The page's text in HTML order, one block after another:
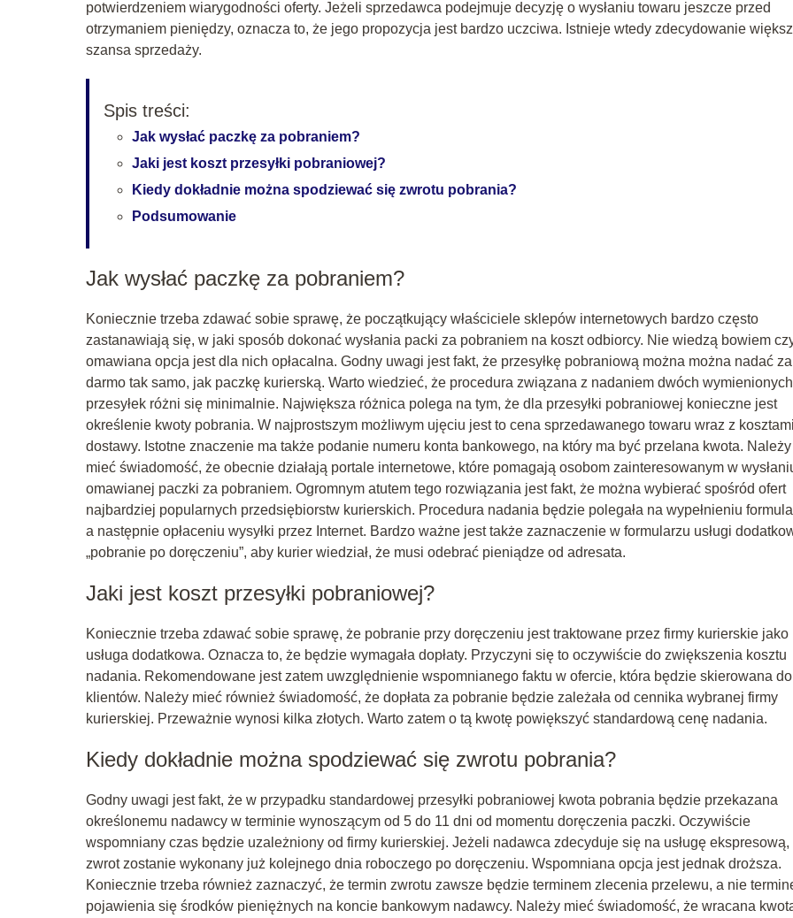
potwierdzeniem wiarygodności oferty. Jeżeli sprzedawca podejmuje decyzję o wysłaniu towaru jeszcze przed
otrzymaniem pieniędzy, oznacza to, że jego propozycja jest bardzo uczciwa. Istnieje wtedy zdecydowanie
szansa sprzedaży.
Spis treści:
Jak wysłać paczkę za pobraniem?
Jaki jest koszt przesyłki pobraniowej?
Kiedy dokładnie można spodziewać się zwrotu pobrania?
Podsumowanie
Jak wysłać paczkę za pobraniem?
Koniecznie trzeba zdawać sobie sprawę, że początkujący właściciele sklepów internetowych bardzo często
zastanawiają się, w jaki sposób dokonać wysłania packi za pobraniem na koszt odbiorcy. Nie wiedzą bowiem
omawiana opcja jest dla nich opłacalna. Godny uwagi jest fakt, że przesyłkę pobraniową można można nadać za
darmo tak samo, jak paczkę kurierską. Warto wiedzieć, że procedura związana z nadaniem dwóch wymienionych
przesyłek różni się minimalnie. Największa różnica polega na tym, że dla przesyłki pobraniowej konieczne jest
określenie kwoty pobrania. W najprostszym możliwym ujęciu jest to cena sprzedawanego towaru wraz z kosztami
dostawy. Istotne znaczenie ma także podanie numeru konta bankowego, na który ma być przelana kwota. Należy
mieć świadomość, że obecnie działają portale internetowe, które pomagają osobom zainteresowanym w
omawianej paczki za pobraniem. Ogromnym atutem tego rozwiązania jest fakt, że można wybierać spośród ofert
najbardziej popularnych przedsiębiorstw kurierskich. Procedura nadania będzie polegała na wypełnieniu
a następnie opłaceniu wysyłki przez Internet. Bardzo ważne jest także zaznaczenie w formularzu usługi
„pobranie po doręczeniu”, aby kurier wiedział, że musi odebrać pieniądze od adresata.
Jaki jest koszt przesyłki pobraniowej?
Koniecznie trzeba zdawać sobie sprawę, że pobranie przy doręczeniu jest traktowane przez firmy kurierskie jako
usługa dodatkowa. Oznacza to, że będzie wymagała dopłaty. Przyczyni się to oczywiście do zwiększenia kosztu
nadania. Rekomendowane jest zatem uwzględnienie wspomnianego faktu w ofercie, która będzie skierowana do
klientów. Należy mieć również świadomość, że dopłata za pobranie będzie zależała od cennika wybranej firmy
kurierskiej. Przeważnie wynosi kilka złotych. Warto zatem o tą kwotę powiększyć standardową cenę nadania.
Kiedy dokładnie można spodziewać się zwrotu pobrania?
Godny uwagi jest fakt, że w przypadku standardowej przesyłki pobraniowej kwota pobrania będzie przekazana
określonemu nadawcy w terminie wynoszącym od 5 do 11 dni od momentu doręczenia paczki. Oczywiście
wspomniany czas będzie uzależniony od firmy kurierskiej. Jeżeli nadawca zdecyduje się na usługę ekspresową,
zwrot zostanie wykonany już kolejnego dnia roboczego po doręczeniu. Wspomniana opcja jest jednak droższa.
Koniecznie trzeba również zaznaczyć, że termin zwrotu zawsze będzie terminem zlecenia przelewu, a nie
pojawienia się środków pieniężnych na koncie bankowym nadawcy. Należy mieć świadomość, że wracana